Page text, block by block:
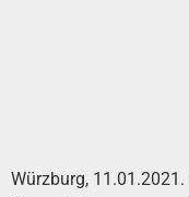
Würzburg,